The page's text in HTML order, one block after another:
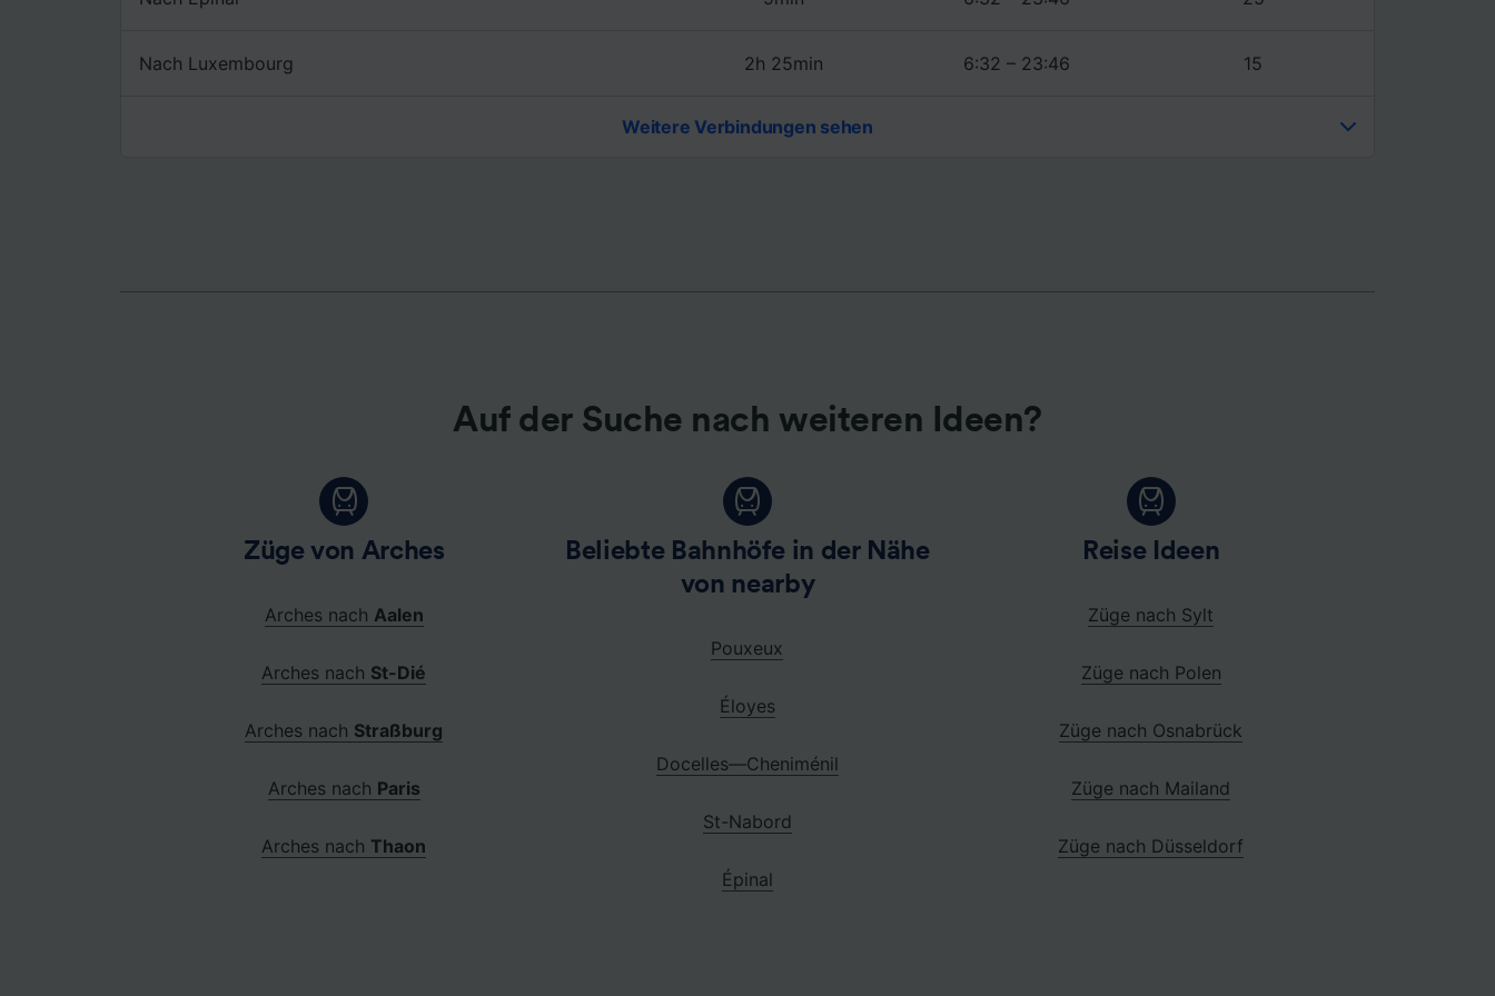
Nach Luxembourg 2h 25min 6:32 – 23:46 15
Weitere Verbindungen sehen
Auf der Suche nach weiteren Ideen?
Züge von Arches
Arches nach Aalen
Arches nach St-Dié
Arches nach Straßburg
Arches nach Paris
Arches nach Thaon
Beliebte Bahnhöfe in der Nähe
von nearby
Pouxeux
Éloyes
Docelles—Cheniménil
St-Nabord
Épinal
Reise Ideen
Züge nach Sylt
Züge nach Polen
Züge nach Osnabrück
Züge nach Mailand
Züge nach Düsseldorf